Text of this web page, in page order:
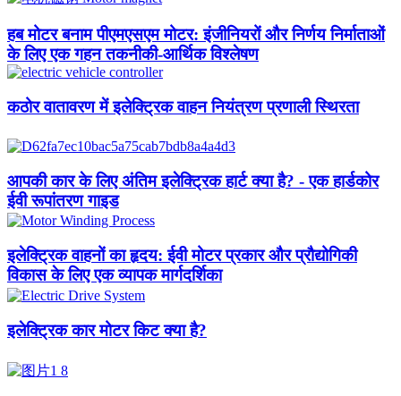
हब मोटर बनाम पीएमएसएम मोटर: इंजीनियरों और निर्णय निर्माताओं
के लिए एक गहन तकनीकी-आर्थिक विश्लेषण
कठोर वातावरण में इलेक्ट्रिक वाहन नियंत्रण प्रणाली स्थिरता
आपकी कार के लिए अंतिम इलेक्ट्रिक हार्ट क्या है? - एक हार्डकोर
ईवी रूपांतरण गाइड
इलेक्ट्रिक वाहनों का हृदय: ईवी मोटर प्रकार और प्रौद्योगिकी
विकास के लिए एक व्यापक मार्गदर्शिका
इलेक्ट्रिक कार मोटर किट क्या है?